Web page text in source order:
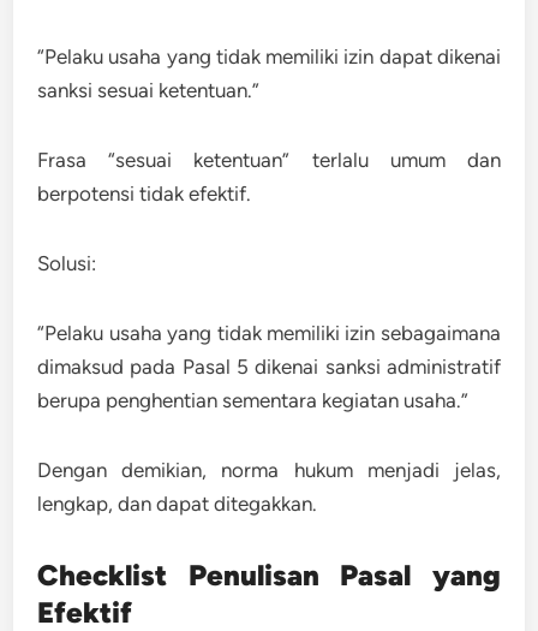
“Pelaku usaha yang tidak memiliki izin dapat dikenai
sanksi sesuai ketentuan.”
Frasa “sesuai ketentuan” terlalu umum dan
berpotensi tidak efektif.
Solusi:
“Pelaku usaha yang tidak memiliki izin sebagaimana
dimaksud pada Pasal 5 dikenai sanksi administratif
berupa penghentian sementara kegiatan usaha.”
Dengan demikian, norma hukum menjadi jelas,
lengkap, dan dapat ditegakkan.
Checklist Penulisan Pasal yang
Efektif